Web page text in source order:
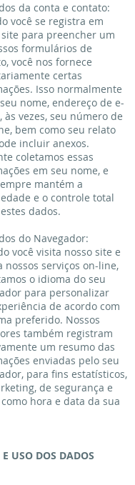
da conta e contato:
você se registra em
site para preencher um
formulários de
você nos fornece
certas
Isso normalmente
nome, endereço de e-
às vezes, seu número de
bem como seu relato
incluir anexos.
coletamos essas
em seu nome, e
mantém a
e o controle total
dados.
do Navegador:
você visita nosso site e
nossos serviços on-line,
o idioma do seu
para personalizar
de acordo com
preferido. Nossos
também registram
um resumo das
enviadas pelo seu
para fins estatísticos,
de segurança e
hora e data da sua
USO DOS DADOS